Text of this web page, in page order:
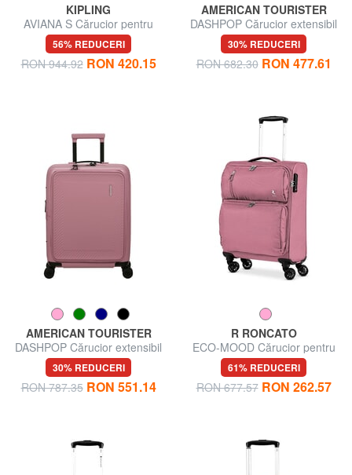
KIPLING
AVIANA S Cărucior pentru
bagaje de mână
56% REDUCERI
RON 944.92 RON 420.15
AMERICAN TOURISTER
DASHPOP Cărucior extensibil
pentru bagaje de mână
30% REDUCERI
RON 682.30 RON 477.61
AMERICAN TOURISTER
DASHPOP Cărucior extensibil
pentru bagaje de mână
30% REDUCERI
RON 787.35 RON 551.14
R RONCATO
ECO-MOOD Cărucior pentru
bagaje de mână
61% REDUCERI
RON 677.57 RON 262.57